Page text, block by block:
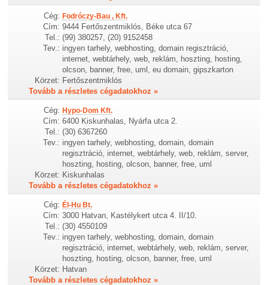
Cég: Fodróczy-Bau , Kft.
Cím: 9444 Fertőszentmiklós, Béke utca 67
Tel.: (99) 380257, (20) 9152458
Tev.: ingyen tarhely, webhosting, domain regisztráció,
internet, webtárhely, web, reklám, hoszting, hosting,
olcson, banner, free, uml, eu domain, gipszkarton
Körzet: Fertőszentmiklós
Tovább a részletes cégadatokhoz »
Cég: Hypo-Dom Kft.
Cím: 6400 Kiskunhalas, Nyárfa utca 2.
Tel.: (30) 6367260
Tev.: ingyen tarhely, webhosting, domain, domain
regisztráció, internet, webtárhely, web, reklám, server,
hoszting, hosting, olcson, banner, free, uml
Körzet: Kiskunhalas
Tovább a részletes cégadatokhoz »
Cég: Él-Hu Bt.
Cím: 3000 Hatvan, Kastélykert utca 4. II/10.
Tel.: (30) 4550109
Tev.: ingyen tarhely, webhosting, domain, domain
regisztráció, internet, webtárhely, web, reklám, server,
hoszting, hosting, olcson, banner, free, uml
Körzet: Hatvan
Tovább a részletes cégadatokhoz »